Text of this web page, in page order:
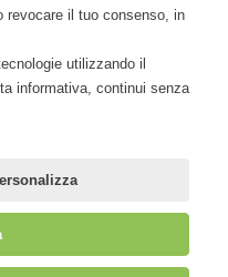
revocare il tuo consenso, in
utilizzando il
informativa, continui senza